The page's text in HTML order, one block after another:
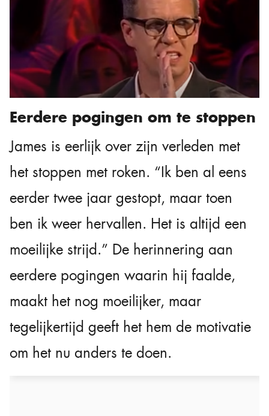
Eerdere pogingen om te stoppen
James is eerlijk over zijn verleden met
het stoppen met roken. “Ik ben al eens
eerder twee jaar gestopt, maar toen
ben ik weer hervallen. Het is altijd een
moeilijke strijd.” De herinnering aan
eerdere pogingen waarin hij faalde,
maakt het nog moeilijker, maar
tegelijkertijd geeft het hem de motivatie
om het nu anders te doen.